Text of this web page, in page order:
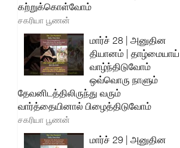
கற்றுக்கொள்வோம்
சகரியா பூணன்
மார்ச் 28 | அனுதின
தியானம் | தாழ்மையாய்
வாழ்ந்திடுவோம்
ஒவ்வொரு நாளும்
தேவனிடத்திலிருந்து வரும்
வார்த்தையினால் பிழைத்திடுவோம்
சகரியா பூணன்
மார்ச் 29 | அனுதின